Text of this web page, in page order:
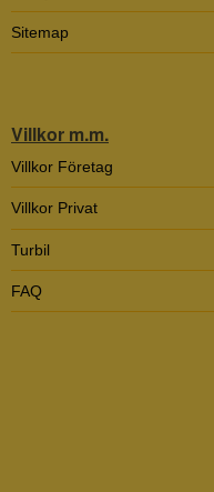
Sitemap
Villkor m.m.
Villkor Företag
Villkor Privat
Turbil
FAQ